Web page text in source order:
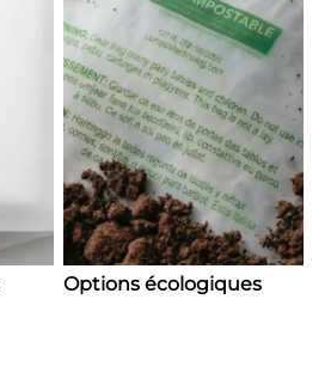
Options écologiques